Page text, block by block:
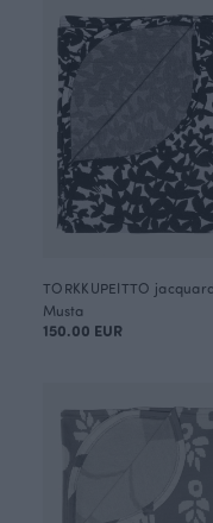
Musta
150.00 EUR